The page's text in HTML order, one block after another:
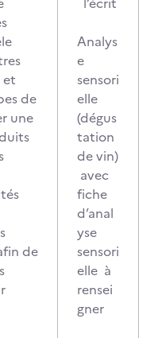
et
de
une
de
Analys
e
sensori
elle
(dégus
tation
de vin)
avec
fiche
d’anal
yse
sensori
elle à
rensei
gner